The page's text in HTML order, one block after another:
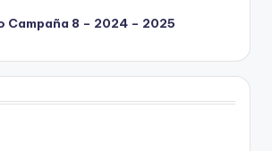
Campaña 8 – 2024 – 2025